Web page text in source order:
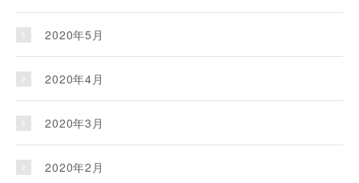
2020年5月
2020年4月
2020年3月
2020年2月